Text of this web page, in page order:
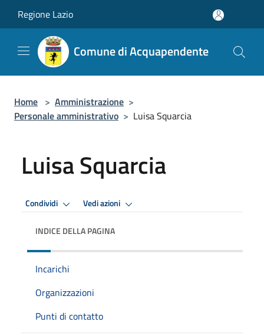
Regione Lazio
Comune di Acquapendente
Home > Amministrazione >
Personale amministrativo > Luisa Squarcia
Luisa Squarcia
Condividi Vedi azioni
INDICE DELLA PAGINA
Incarichi
Organizzazioni
Punti di contatto